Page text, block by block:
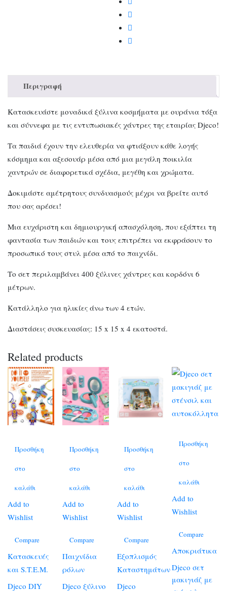
Περιγραφή
Κατασκευάστε μοναδικά ξύλινα κοσμήματα με ουράνια τόξα
και σύννεφα με τις εντυπωσιακές χάντρες της εταιρίας Djeco!
Τα παιδιά έχουν την ελευθερία να φτιάξουν κάθε λογής
κόσμημα και αξεσουάρ μέσα από μια μεγάλη ποικιλία
χαντρών σε διαφορετικά σχέδια, μεγέθη και χρώματα.
Δοκιμάστε αμέτρητους συνδυασμούς μέχρι να βρείτε αυτό
που σας αρέσει!
Μια ευχάριστη και δημιουργική απασχόληση, που εξάπτει τη
φαντασία των παιδιών και τους επιτρέπει να εκφράσουν το
προσωπικό τους στυλ μέσα από το παιχνίδι.
Το σετ περιλαμβάνει 400 ξύλινες χάντρες και κορδόνι 6
μέτρων.
Κατάλληλο για ηλικίες άνω των 4 ετών.
Διαστάσεις συσκευασίας: 15 x 15 x 4 εκατοστά.
Related products
Προσθήκη
στο
καλάθι
Add to
Wishlist
Compare
Κατασκευές
και S.T.E.M.
Djeco DIY
Προσθήκη
στο
καλάθι
Add to
Wishlist
Compare
Παιχνίδια
ρόλων
Djeco ξύλινο
Προσθήκη
στο
καλάθι
Add to
Wishlist
Compare
Εξοπλισμός
Καταστημάτων
Djeco
Προσθήκη
στο
καλάθι
Add to
Wishlist
Compare
Αποκριάτικα
Djeco σετ
μακιγιάζ με